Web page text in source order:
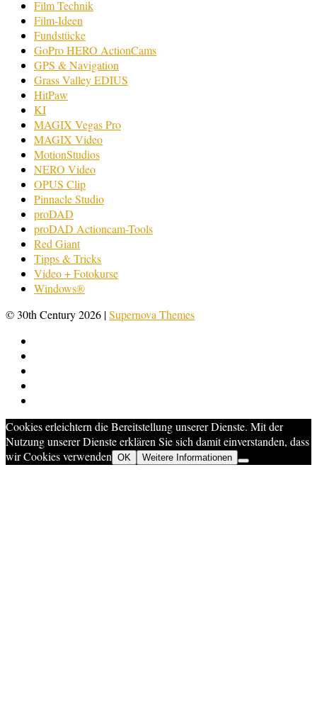
Film Technik
Film-Ideen
Fundstücke
GoPro HERO ActionCams
GPS & Navigation
Grass Valley EDIUS
HitPaw
KI
MAGIX Vegas Pro
MAGIX Video
MotionStudios
NERO Video
OPUS Clip
Pinnacle Studio
proDAD
proDAD Actioncam-Tools
Red Giant
Tipps & Tricks
Video + Fotokurse
Windows®
© 30th Century 2026 |Supernova Themes
Cookies erleichtern die Bereitstellung unserer Dienste. Mit der
Nutzung unserer Dienste erklären Sie sich damit einverstanden, dass
wir Cookies verwenden OK Weitere Informationen